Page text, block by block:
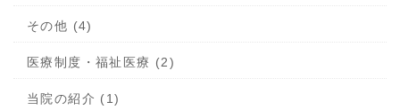
その他 (4)
医療制度・福祉医療 (2)
当院の紹介 (1)